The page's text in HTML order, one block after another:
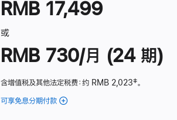
RMB 17,499
或
RMB 730/月 (24 期)
含增值税及其他法定税费：约 RMB 2,023脚
‡。
可享免息分期付款 (Studio